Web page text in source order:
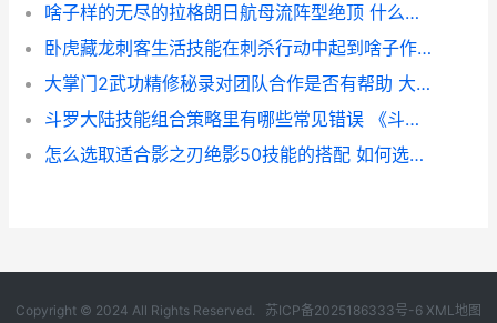
啥子样的无尽的拉格朗日航母流阵型绝顶 什么无尽的成语有哪些
卧虎藏龙刺客生活技能在刺杀行动中起到啥子作用 卧虎藏龙解析
大掌门2武功精修秘录对团队合作是否有帮助 大掌门2武功精研
斗罗大陆技能组合策略里有哪些常见错误 《斗罗大陆》技能
怎么选取适合影之刃绝影50技能的搭配 如何选择电影
Copyright © 2024 All Rights Reserved. 苏ICP备2025186333号-6 XML地图